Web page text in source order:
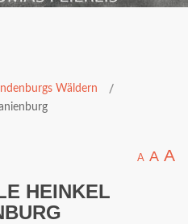
Wäldern
A A A
HEINKEL